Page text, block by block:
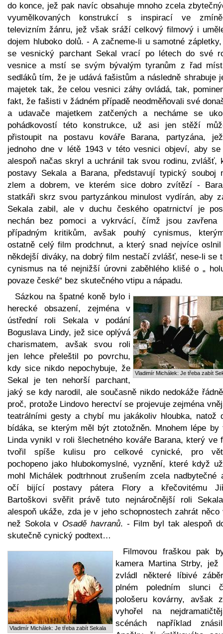
do konce, jež pak navíc obsahuje mnoho zcela
vyumělkovaných konstrukcí s inspirací ve
televizním žánru, jež však sráží celkový filmový i
dojem hluboko dolů. - A začneme-li u samotné
se vesnický parchant Sekal vrací po létech do své
vesnice a mstí se svým bývalým tyranům z řad
sedláků tím, že je udává fašistům a následně shrabuje
majetek tak, že celou vesnici záhy ovládá, tak,
fakt, že fašisti v žádném případě neodměňovali své
a udavače majetkem zatčených a necháme se
pohádkovostí této konstrukce, už asi jen stěží
přistoupit na postavu kováře Barana, partyzána,
jednoho dne v létě 1943 v této vesnici objeví, aby se
alespoň načas skryl a uchránil tak svou rodinu, zvlášť,
postavy Sekala a Barana, představují typický souboj
zlem a dobrem, ve kterém sice dobro zvítězí -
statkáři skrz svou partyzánkou minulost vydírán, aby
Sekala zabil, ale v duchu českého opatrnictví je
nechán bez pomoci a vykrvácí, čímž jsou zavřena
případným kritikům, avšak pouhý cynismus,
ostatně celý film prodchnut, a který snad nejvíce
někdejší diváky, na dobrý film nestačí zvlášť, nese-li se
cynismus na té nejnižší úrovni zaběhlého klišé o „
povaze české“ bez skutečného vtipu a nápadu.
Vladimír Michálek: Je třeba zabít
Sázkou na špatné koně bylo i
herecké obsazení, zejména v
ústřední roli Sekala v podání
Boguslava Lindy, jež sice oplývá
charismatem, avšak svou roli
jen lehce přeleštil po povrchu,
kdy sice nikdo nepochybuje, že
Sekal je ten nehorší parchant,
jaký se kdy narodil, ale současně nikdo nedokáže
proč, protože Lindovo herectví se projevuje zejména
teatrálními gesty a chybí mu jakákoliv hloubka, natož
bídáka, se kterým měl být ztotožněn. Mnohem lépe by
Linda vynikl v roli šlechetného kováře Barana, který ve
tvořil spíše kulisu pro celkové cynické, pro
pochopeno jako hlubokomyslné, vyznění, které když
mohl Michálek podtrhnout zrušením zcela nadbytečné
očí bijící postavy pátera Flory a křečovitému
Bartoškovi svěřit právě tuto nejnáročnější roli
alespoň ukáže, zda je v jeho schopnostech zahrát něco
než Sokola v Osadě havranů. - Film byl tak alespoň
skutečně cynický podtext…
Vladimír Michálek: Je třeba zabít Sekala
Filmovou fraškou pak
kamera Martina Strby, jež
zvládl některé líbivé
plném poledním slunci
pološeru kovárny, avšak
vyhořel na
scénách například